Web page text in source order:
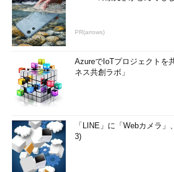
PR(arrows)
AzureでIoTプロジェクトを
ネス共創ラボ」
「LINE」に「Webカメラ
3)